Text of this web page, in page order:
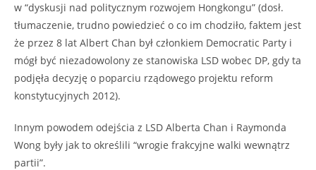
w “dyskusji nad politycznym rozwojem Hongkongu” (dosł.
tłumaczenie, trudno powiedzieć o co im chodziło, faktem jest
że przez 8 lat Albert Chan był członkiem Democratic Party i
mógł być niezadowolony ze stanowiska LSD wobec DP, gdy ta
podjęła decyzję o poparciu rządowego projektu reform
konstytucyjnych 2012).
Innym powodem odejścia z LSD Alberta Chan i Raymonda
Wong były jak to określili “wrogie frakcyjne walki wewnątrz
partii”.